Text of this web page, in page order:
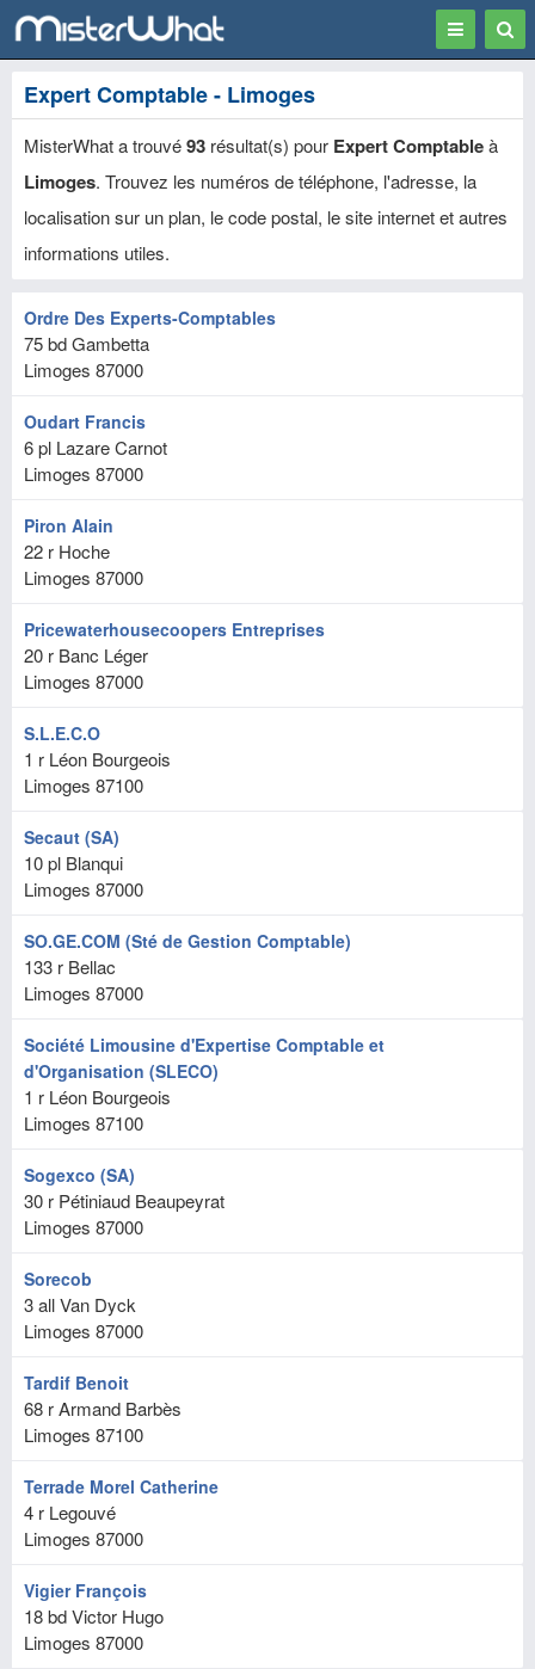
Toggle
Expert Comptable - Limoges
MisterWhat a trouvé93 résultat(s) pour Expert Comptableà
Limoges. Trouvez les numéros de téléphone, l'adresse, la
localisation sur un plan, le code postal, le site internet et autres
informations utiles.
Ordre Des Experts-Comptables
75 bd Gambetta
Limoges 87000
Oudart Francis
6 pl Lazare Carnot
Limoges 87000
Piron Alain
22 r Hoche
Limoges 87000
Pricewaterhousecoopers Entreprises
20 r Banc Léger
Limoges 87000
S.L.E.C.O
1 r Léon Bourgeois
Limoges 87100
Secaut (SA)
10 pl Blanqui
Limoges 87000
SO.GE.COM (Sté de Gestion Comptable)
133 r Bellac
Limoges 87000
Société Limousine d'Expertise Comptable et
d'Organisation (SLECO)
1 r Léon Bourgeois
Limoges 87100
Sogexco (SA)
30 r Pétiniaud Beaupeyrat
Limoges 87000
Sorecob
3 all Van Dyck
Limoges 87000
Tardif Benoit
68 r Armand Barbès
Limoges 87100
Terrade Morel Catherine
4 r Legouvé
Limoges 87000
Vigier François
18 bd Victor Hugo
Limoges 87000